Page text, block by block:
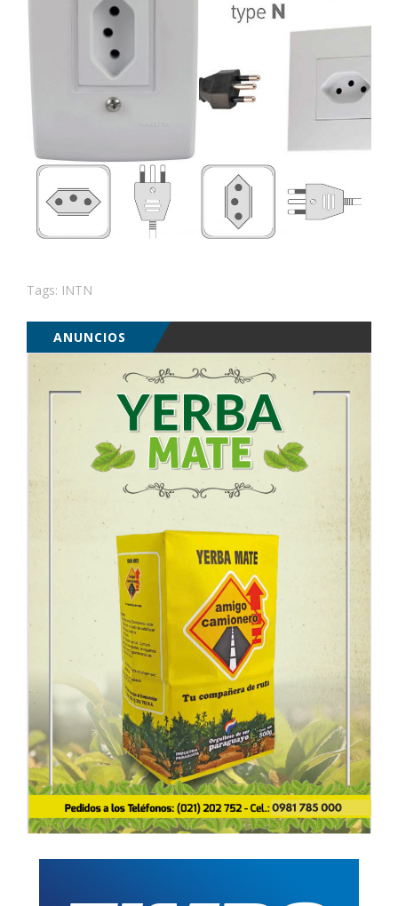
Tags: INTN
ANUNCIOS